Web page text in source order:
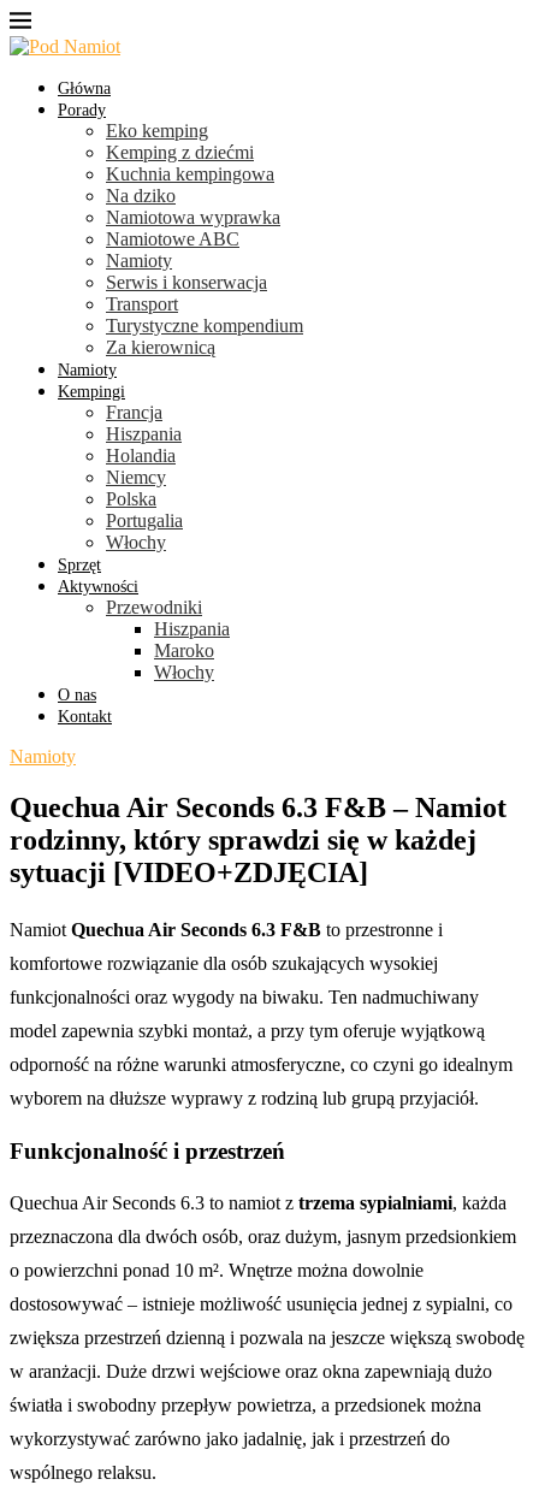
Główna
Porady
Eko kemping
Kemping z dziećmi
Kuchnia kempingowa
Na dziko
Namiotowa wyprawka
Namiotowe ABC
Namioty
Serwis i konserwacja
Transport
Turystyczne kompendium
Za kierownicą
Namioty
Kempingi
Francja
Hiszpania
Holandia
Niemcy
Polska
Portugalia
Włochy
Sprzęt
Aktywności
Przewodniki
Hiszpania
Maroko
Włochy
O nas
Kontakt
Namioty
Quechua Air Seconds 6.3 F&B – Namiot
rodzinny, który sprawdzi się w każdej
sytuacji [VIDEO+ZDJĘCIA]
Namiot Quechua Air Seconds 6.3 F&B to przestronne i
komfortowe rozwiązanie dla osób szukających wysokiej
funkcjonalności oraz wygody na biwaku. Ten nadmuchiwany
model zapewnia szybki montaż, a przy tym oferuje wyjątkową
odporność na różne warunki atmosferyczne, co czyni go idealnym
wyborem na dłuższe wyprawy z rodziną lub grupą przyjaciół.
Funkcjonalność i przestrzeń
Quechua Air Seconds 6.3 to namiot z trzema sypialniami, każda
przeznaczona dla dwóch osób, oraz dużym, jasnym przedsionkiem
o powierzchni ponad 10 m². Wnętrze można dowolnie
dostosowywać – istnieje możliwość usunięcia jednej z sypialni, co
zwiększa przestrzeń dzienną i pozwala na jeszcze większą swobodę
w aranżacji. Duże drzwi wejściowe oraz okna zapewniają dużo
światła i swobodny przepływ powietrza, a przedsionek można
wykorzystywać zarówno jako jadalnię, jak i przestrzeń do
wspólnego relaksu.